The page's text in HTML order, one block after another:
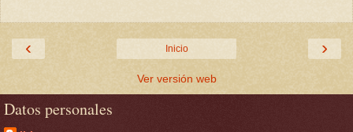
‹ ›
Inicio
Ver versión web
Datos personales